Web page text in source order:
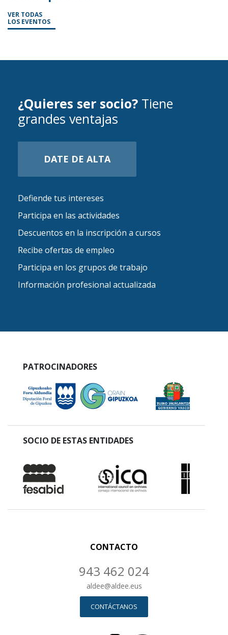
VER TODAS
LOS EVENTOS
¿Quieres ser socio? Tiene
grandes ventajas
DATE DE ALTA
Defiende tus intereses
Participa en las actividades
Descuentos en la inscripción a cursos
Recibe ofertas de empleo
Participa en los grupos de trabajo
Información profesional actualizada
PATROCINADORES
SOCIO DE ESTAS ENTIDADES
CONTACTO
943 462 024
aldee@aldee.eus
CONTÁCTANOS